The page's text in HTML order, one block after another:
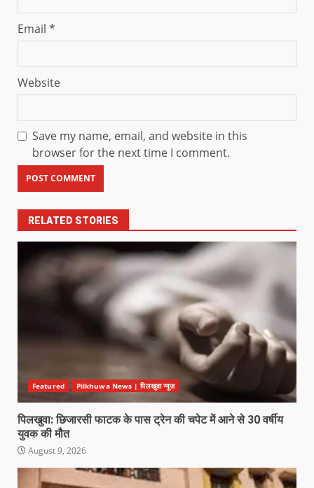
Email *
Website
Save my name, email, and website in this
browser for the next time I comment.
RELATED STORIES
Featured Pilkhuwa News | पिलखुवा न्यूज़
पिलखुवा: छिजारसी फाटक के पास ट्रेन की चपेट में आने से 30 वर्षीय
युवक की मौत
August 9, 2026